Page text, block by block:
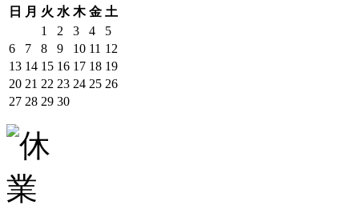
日
月 火 水 木 金 土
1
2 3 4
5
6
7 8 9 10 11 12
13 14 15 16 17 18 19
20 21 22 23 24 25 26
27 28 29 30